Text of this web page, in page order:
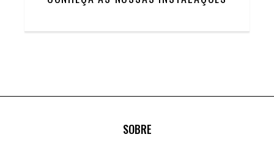
SOBRE